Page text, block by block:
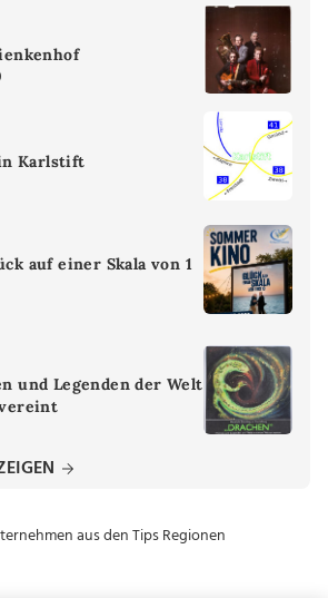
Karlstift
auf einer Skala von 1
und Legenden der Welt